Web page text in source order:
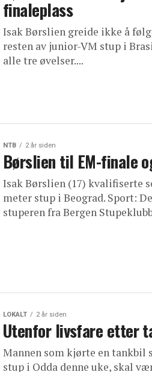
finaleplass
Isak Børslien greide ikke å
resten av junior-VM stup i
alle tre øvelser....
NTB 2 år siden
Børslien til EM-finale
Isak Børslien (17) kvalifiserte
meter stup i Beograd. Sport:
stuperen fra Bergen
LOKALT 2 år siden
Utenfor livsfare etter
Mannen som kjørte en tankbil
stup i Odda denne uke, skal